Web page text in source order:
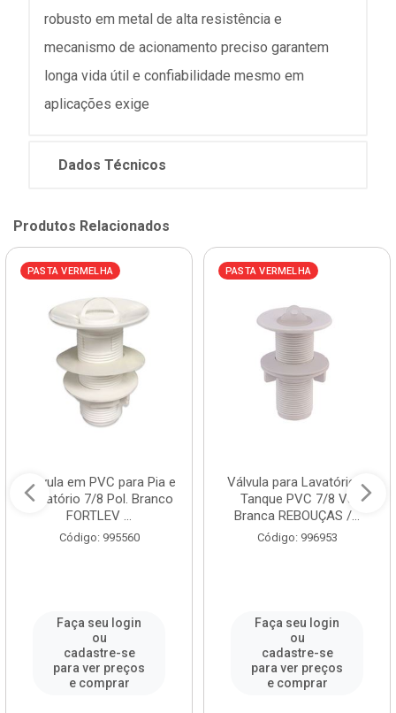
robusto em metal de alta resistência e
mecanismo de acionamento preciso garantem
longa vida útil e confiabilidade mesmo em
aplicações exige
Dados Técnicos
Produtos Relacionados
PASTA VERMELHA
Válvula em PVC para Pia e
Lavatório 7/8 Pol. Branco
FORTLEV ...
Código: 995560
Faça seu login
ou
cadastre-se
para ver preços
e comprar
PASTA VERMELHA
Válvula para Lavatório e
Tanque PVC 7/8 V8
Branca REBOUÇAS /...
Código: 996953
Faça seu login
ou
cadastre-se
para ver preços
e comprar